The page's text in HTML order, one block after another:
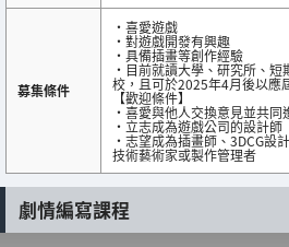
募集條件
・喜愛遊戲
・對遊戲開發有興趣
・具備插畫等創作經驗
・目前就讀大學、研究所、
校，且可於2025年4月後以應
【歡迎條件】
・喜愛與他人交換意見並共同
・立志成為遊戲公司的設計師
・志望成為插畫師、3DCG設
技術藝術家或製作管理者
劇情編寫課程